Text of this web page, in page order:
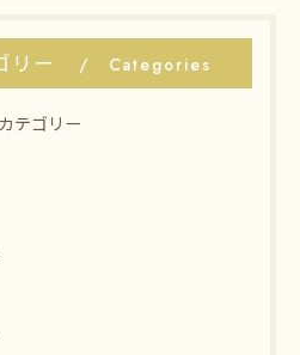
リー Categories
テゴリー